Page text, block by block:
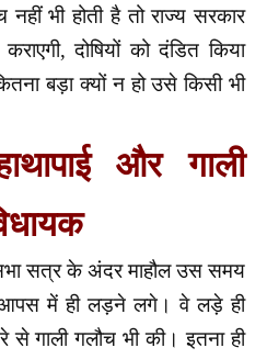
भी होती है तो राज्य सरकार
दोषियों को दंडित किया
बड़ा क्यों न हो उसे किसी भी
और गाली
सत्र के अंदर माहौल उस समय
आपस में ही लड़ने लगे। वे लड़े ही
गाली गलौच भी की। इतना ही